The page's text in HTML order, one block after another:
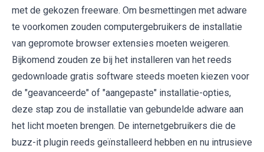
met de gekozen freeware. Om besmettingen met adware
te voorkomen zouden computergebruikers de installatie
van gepromote browser extensies moeten weigeren.
Bijkomend zouden ze bij het installeren van het reeds
gedownloade gratis software steeds moeten kiezen voor
de "geavanceerde" of "aangepaste" installatie-opties,
deze stap zou de installatie van gebundelde adware aan
het licht moeten brengen. De internetgebruikers die de
buzz-it plugin reeds geïnstalleerd hebben en nu intrusieve